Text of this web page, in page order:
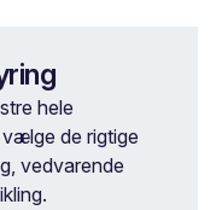
hele
de rigtige
vedvarende